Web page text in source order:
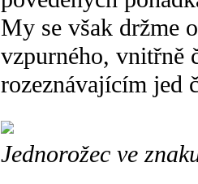
My se však držme
vzpurného, vnitřně
rozeznávajícím jed
Jednorožec ve